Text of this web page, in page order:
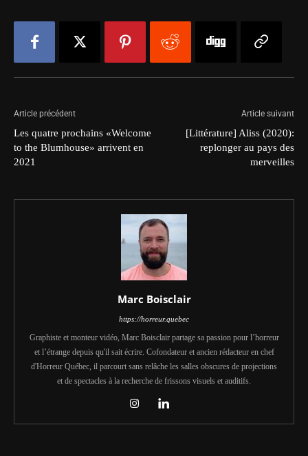
Article précédent
Les quatre prochains «Welcome
to the Blumhouse» arrivent en
2021
Article suivant
[Littérature] Aliss (2020):
replonger au pays des
merveilles
Marc Boisclair
https://horreur.quebec
Graphiste et monteur vidéo, Marc Boisclair partage sa passion pour l’horreur
et l’étrange depuis qu'il sait écrire. Cofondateur et ancien rédacteur en chef
d'Horreur Québec, il parcourt sans relâche les salles obscures de projections
et de spectacles à la recherche de frissons visuels et auditifs.